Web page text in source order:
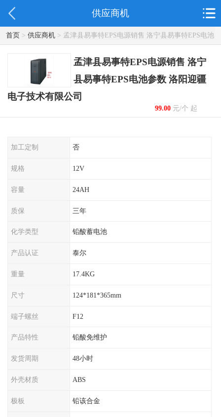
供应商机
首页> 供应商机> 孟津县易事特EPS电源销售 洛宁县易事特EPS电池
参数 洛阳迎疆电子技术有限公司
孟津县易事特EPS电源销售 洛宁
县易事特EPS电池参数 洛阳迎疆
电子技术有限公司
99.00元/个 起
加工定制 否
规格 12V
容量 24AH
质保 三年
化学类型 铅酸蓄电池
产品认证 泰尔
重量 17.4KG
尺寸 124*181*365mm
端子螺丝 F12
产品特性 铅酸免维护
发货周期 48小时
外壳材质 ABS
极板 铅该合金